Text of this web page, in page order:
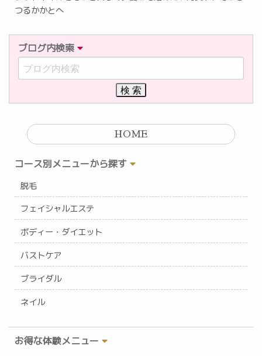
つるかかとへ
ブログ内検索
HOME
コース別メニューから探す
脱毛
フェイシャルエステ
ボディー・ダイエット
バストケア
ブライダル
ネイル
お得な体験メニュー